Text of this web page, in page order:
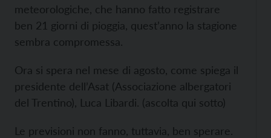
meteorologiche, che hanno fatto registrare
ben 21 giorni di pioggia, quest’anno la stagione
sembra compromessa.
Ora si spera nel mese di agosto, come spiega il
presidente dell’Asat (Associazione albergatori
del Trentino), Luca Libardi. (ascolta qui sotto)
Le previsioni non fanno, tuttavia, ben sperare.